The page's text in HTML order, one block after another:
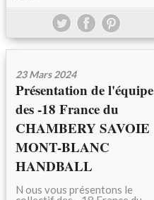
23 Mars 2024
Présentation de l'équipe
des -18 France du
CHAMBERY SAVOIE
MONT-BLANC
HANDBALL
N ous vous présentons le